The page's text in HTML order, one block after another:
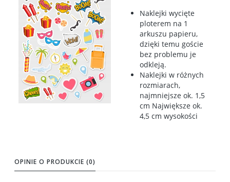
Naklejki wycięte
ploterem na 1
arkuszu papieru,
dzięki temu goście
bez problemu je
odkleją.
Naklejki w różnych
rozmiarach,
najmniejsze ok. 1,5
cm Największe ok.
4,5 cm wysokości
OPINIE O PRODUKCIE (0)